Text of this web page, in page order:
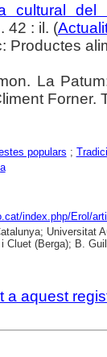
cultural del
42 : il. (
Productes
La
Forner.
populars ;
index.php/Erol/
Universitat
Cluet (Berga); B.
a aquest